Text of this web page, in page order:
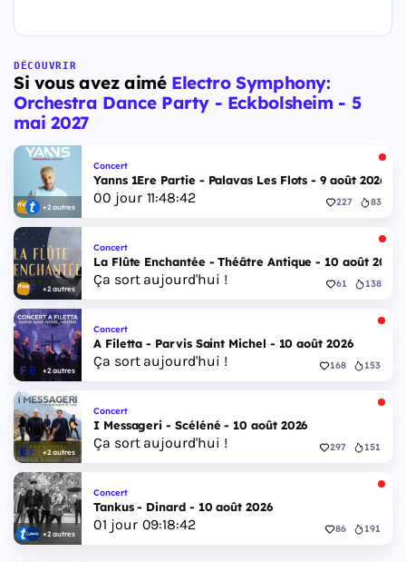
DÉCOUVRIR
Si vous avez aimé Electro Symphony:
Orchestra Dance Party - Eckbolsheim - 5
mai 2027
+2 autres
Concert
Yanns 1Ere Partie - Palavas Les Flots - 9 août 2026
00 jour 11:48:41 227 83
+2 autres
Concert
La Flûte Enchantée - Théâtre Antique - 10 août 2026
Ça sort aujourd'hui ! 61 138
+2 autres
Concert
A Filetta - Parvis Saint Michel - 10 août 2026
Ça sort aujourd'hui ! 168 153
+2 autres
Concert
I Messageri - Scéléné - 10 août 2026
Ça sort aujourd'hui ! 297 151
+2 autres
Concert
Tankus - Dinard - 10 août 2026
01 jour 09:18:41 86 191